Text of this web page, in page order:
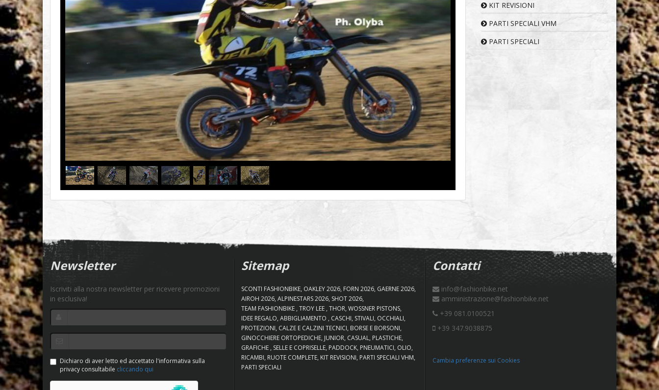
KIT REVISIONI
PARTI SPECIALI VHM
PARTI SPECIALI
Newsletter
Iscriviti alla nostra newsletter per ricevere promozioni
in esclusiva!
Dichiaro di aver letto ed accettato l'informativa sulla
privacy consultabile cliccando qui
Sitemap
SCONTI FASHIONBIKE OAKLEY 2026 FORN 2026 GAERNE 2026
AIROH 2026 ALPINESTARS 2026 SHOT 2026
TEAM FASHIONBIKE TROY LEE THOR WOSSNER PISTONS
IDEE REGALO ABBIGLIAMENTO CASCHI STIVALI OCCHIALI
PROTEZIONI CALZE E CALZINI TECNICI BORSE E BORSONI
GINOCCHIERE ORTOPEDICHE JUNIOR CASUAL PLASTICHE
GRAFICHE SELLE E COPRISELLE PADDOCK PNEUMATICI OLIO
RICAMBI RUOTE COMPLETE KIT REVISIONI PARTI SPECIALI VHM
PARTI SPECIALI
Contatti
info@fashionbike.net
amministrazione@fashionbike.net
+39 081.0100521
+39 347.9038875
Cambia preferenze sui Cookies